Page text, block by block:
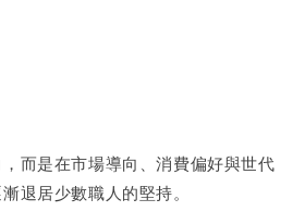
而是在市場導向、消費偏好與世代
退居少數職人的堅持。